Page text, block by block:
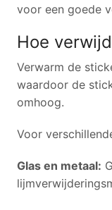
voor een goede
Hoe
Verwarm de
waardoor de
omhoog.
Voor
Glas en metaal: